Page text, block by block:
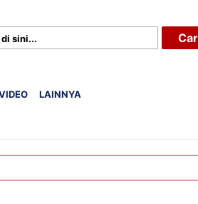
LAINNYA